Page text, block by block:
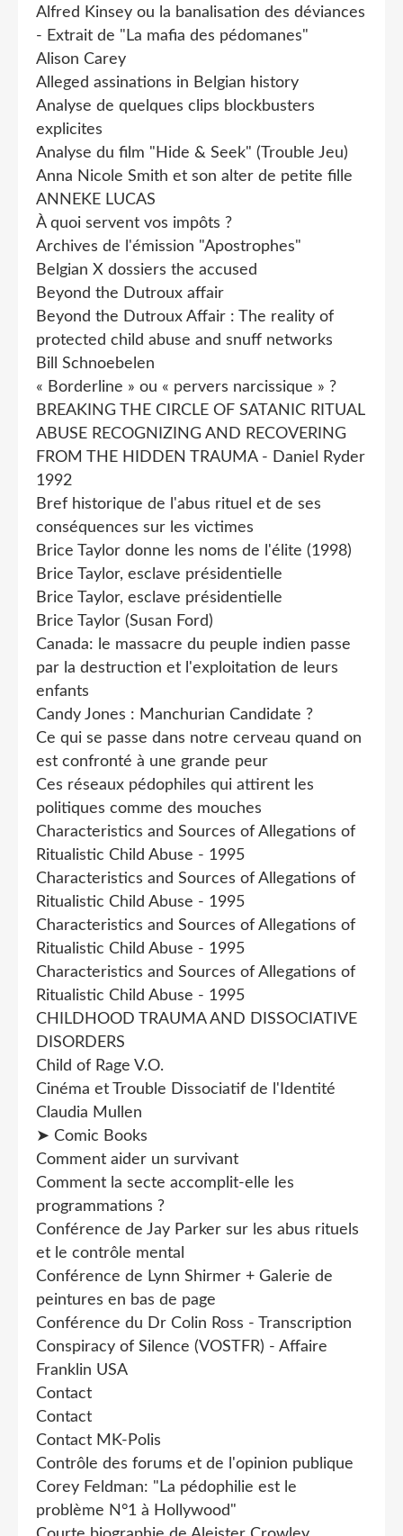
Alfred Kinsey ou la banalisation des déviances
- Extrait de "La mafia des pédomanes"
Alison Carey
Alleged assinations in Belgian history
Analyse de quelques clips blockbusters
explicites
Analyse du film "Hide & Seek" (Trouble Jeu)
Anna Nicole Smith et son alter de petite fille
ANNEKE LUCAS
À quoi servent vos impôts ?
Archives de l'émission "Apostrophes"
Belgian X dossiers the accused
Beyond the Dutroux affair
Beyond the Dutroux Affair : The reality of
protected child abuse and snuff networks
Bill Schnoebelen
« Borderline » ou « pervers narcissique » ?
BREAKING THE CIRCLE OF SATANIC RITUAL
ABUSE RECOGNIZING AND RECOVERING
FROM THE HIDDEN TRAUMA - Daniel Ryder
1992
Bref historique de l'abus rituel et de ses
conséquences sur les victimes
Brice Taylor donne les noms de l'élite (1998)
Brice Taylor, esclave présidentielle
Brice Taylor, esclave présidentielle
Brice Taylor (Susan Ford)
Canada: le massacre du peuple indien passe
par la destruction et l'exploitation de leurs
enfants
Candy Jones : Manchurian Candidate ?
Ce qui se passe dans notre cerveau quand on
est confronté à une grande peur
Ces réseaux pédophiles qui attirent les
politiques comme des mouches
Characteristics and Sources of Allegations of
Ritualistic Child Abuse - 1995
Characteristics and Sources of Allegations of
Ritualistic Child Abuse - 1995
Characteristics and Sources of Allegations of
Ritualistic Child Abuse - 1995
Characteristics and Sources of Allegations of
Ritualistic Child Abuse - 1995
CHILDHOOD TRAUMA AND DISSOCIATIVE
DISORDERS
Child of Rage V.O.
Cinéma et Trouble Dissociatif de l'Identité
Claudia Mullen
➤ Comic Books
Comment aider un survivant
Comment la secte accomplit-elle les
programmations ?
Conférence de Jay Parker sur les abus rituels
et le contrôle mental
Conférence de Lynn Shirmer + Galerie de
peintures en bas de page
Conférence du Dr Colin Ross - Transcription
Conspiracy of Silence (VOSTFR) - Affaire
Franklin USA
Contact
Contact
Contact MK-Polis
Contrôle des forums et de l'opinion publique
Corey Feldman: "La pédophilie est le
problème N°1 à Hollywood"